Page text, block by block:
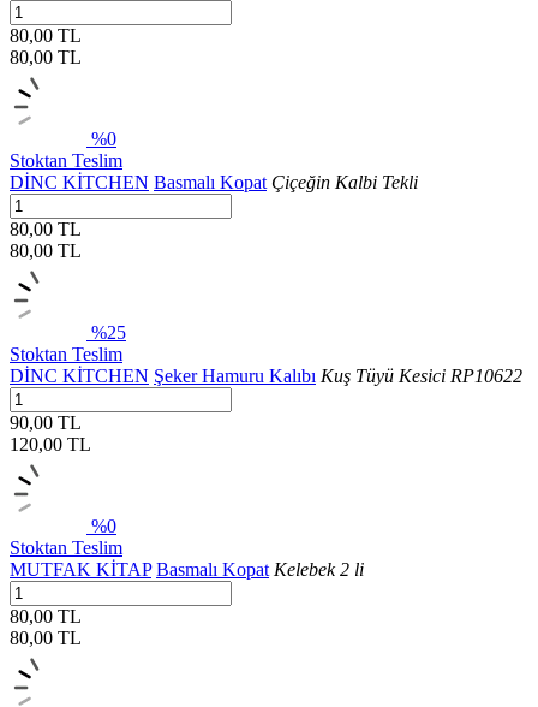
80,00 TL
80,00 TL
%0
Stoktan Teslim
DİNC KİTCHEN Basmalı Kopat Çiçeğin Kalbi Tekli
80,00 TL
80,00 TL
%25
Stoktan Teslim
DİNC KİTCHEN Şeker Hamuru Kalıbı Kuş Tüyü Kesici RP10622
90,00 TL
120,00 TL
%0
Stoktan Teslim
MUTFAK KİTAP Basmalı Kopat Kelebek 2 li
80,00 TL
80,00 TL